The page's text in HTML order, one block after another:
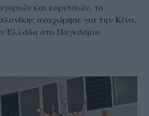
και κοριτσιών, το
αναχώρησε για την Κίνα,
Ελλάδα στο Παγκόσμιο